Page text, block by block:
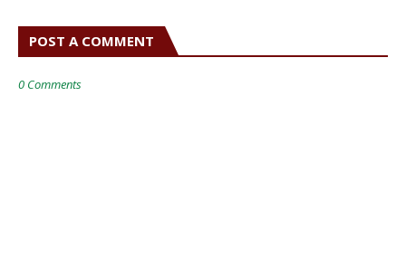
POST A COMMENT
0 Comments